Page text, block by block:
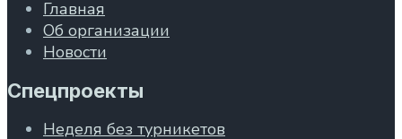
Главная
Об организации
Новости
Спецпроекты
Неделя без турникетов